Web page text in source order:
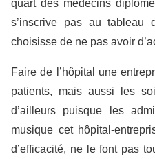
quart des médecins
s’inscrive pas au tableau
choisisse de ne pas avoir
Faire de l’hôpital une
patients, mais aussi les
d’ailleurs puisque les
musique cet hôpital-
d’efficacité, ne le font pas